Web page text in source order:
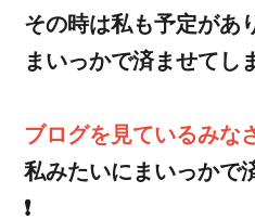
その時は私も予定があ
まいっかで済ませてし
ブログを見ているみな
私みたいにまいっかで
❗️